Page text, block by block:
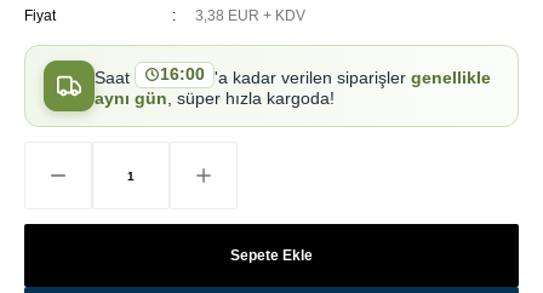
Fiyat
3,38 EUR + KDV
Saat 16:00 'a kadar verilen siparişler genellikle
aynı gün, süper hızla kargoda!
Sepete Ekle